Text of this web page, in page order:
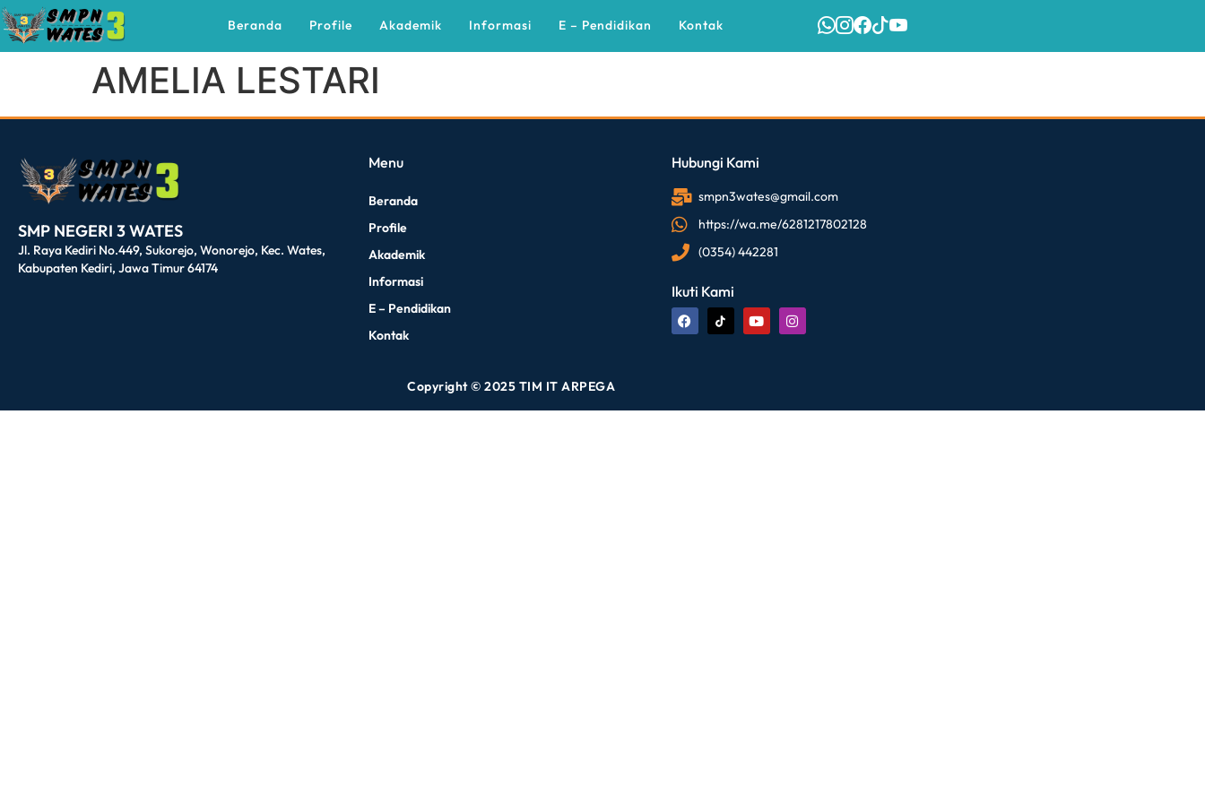
Beranda Profile Akademik Informasi E – Pendidikan Kontak
AMELIA LESTARI
SMP NEGERI 3 WATES
Jl. Raya Kediri No.449, Sukorejo, Wonorejo, Kec. Wates,
Kabupaten Kediri, Jawa Timur 64174
Menu
Beranda
Profile
Akademik
Informasi
E – Pendidikan
Kontak
Hubungi Kami
smpn3wates@gmail.com
https://wa.me/6281217802128
(0354) 442281
Ikuti Kami
Copyright © 2025 TIM IT ARPEGA